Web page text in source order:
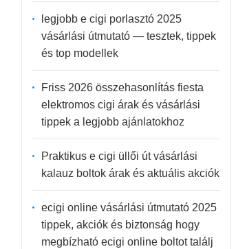
legjobb e cigi porlasztó 2025
vásárlási útmutató — tesztek, tippek
és top modellek
Friss 2026 összehasonlítás fiesta
elektromos cigi árak és vásárlási
tippek a legjobb ajánlatokhoz
Praktikus e cigi üllői út vásárlási
kalauz boltok árak és aktuális akciók
ecigi online vásárlási útmutató 2025
tippek, akciók és biztonság hogy
megbízható ecigi online boltot találj